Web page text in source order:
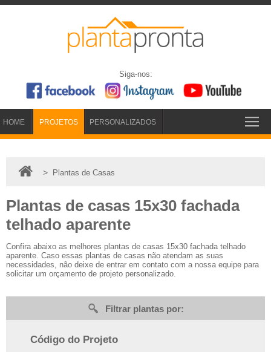
Siga-nos:
HOME PROJETOS PERSONALIZADOS
> Plantas de Casas
Plantas de casas 15x30 fachada
telhado aparente
Confira abaixo as melhores plantas de casas 15x30 fachada telhado
aparente. Caso essas plantas de casas não atendam as suas
necessidades, não deixe de entrar em contato com a nossa equipe para
solicitar um orçamento de projeto personalizado.
Filtrar plantas por:
Código do Projeto